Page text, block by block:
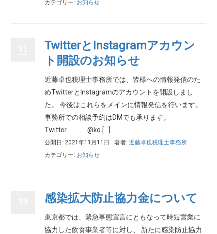
カテゴリー: お知らせ
TwitterとInstagramアカウン
ト開設のお知らせ
近藤卓也税理士事務所では、皆様への情報発信のた
めTwitterとInstagramのアカウントを開設しまし
た。 今後はこれらをメインに情報発信を行います。
事務所での相談予約はDMでも承ります。
Twitter @ko […]
公開日: 2021年11月11日 著者:近藤卓也税理士事務所
カテゴリー: お知らせ
感染拡大防止協力金について
東京都では、緊急事態宣言にともなって時短営業に
協力した飲食事業者等に対し、 新たに感染防止協力